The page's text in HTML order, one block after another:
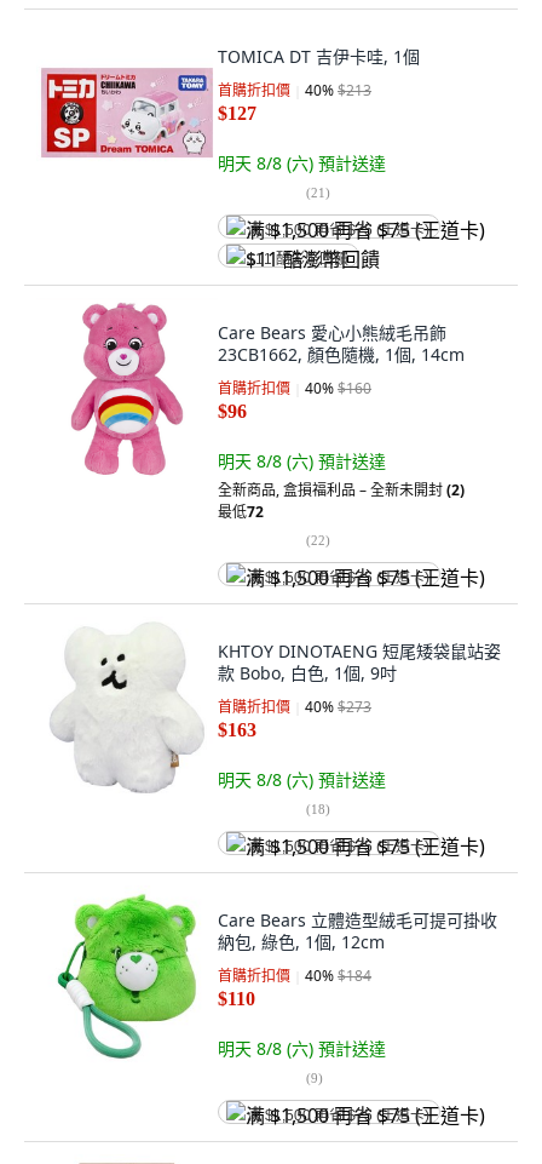
TOMICA DT 吉伊卡哇, 1個
首購折扣價 40%$213
$127
明天 8/8 (六) 預計送達
(21)
满 $1,500 再省 $75 (王道卡)
$11 酷澎幣回饋
Care Bears 愛心小熊絨毛吊飾
23CB1662, 顏色隨機, 1個, 14cm
首購折扣價 40%$160
$96
明天 8/8 (六) 預計送達
全新商品,盒損福利品 – 全新未開封(2)
最低72
(22)
满 $1,500 再省 $75 (王道卡)
KHTOY DINOTAENG 短尾矮袋鼠站姿
款 Bobo, 白色, 1個, 9吋
首購折扣價 40%$273
$163
明天 8/8 (六) 預計送達
(18)
满 $1,500 再省 $75 (王道卡)
Care Bears 立體造型絨毛可提可掛收
納包, 綠色, 1個, 12cm
首購折扣價 40%$184
$110
明天 8/8 (六) 預計送達
(9)
满 $1,500 再省 $75 (王道卡)